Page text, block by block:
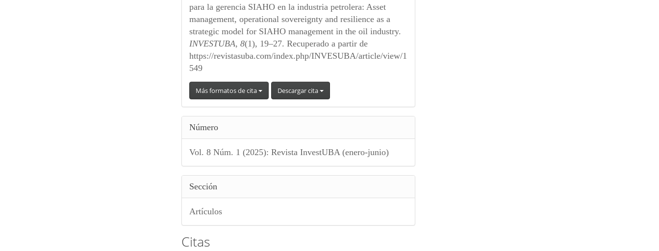
para la gerencia SIAHO en la industria petrolera: Asset
management, operational sovereignty and resilience as a
strategic model for SIAHO management in the oil industry.
INVESTUBA,8(1), 19–27. Recuperado a partir de
https://revistasuba.com/index.php/INVESUBA/article/view/1
549
Más formatos de cita Descargar cita
Número
Vol. 8 Núm. 1 (2025): Revista InvestUBA (enero-junio)
Sección
Artículos
Citas